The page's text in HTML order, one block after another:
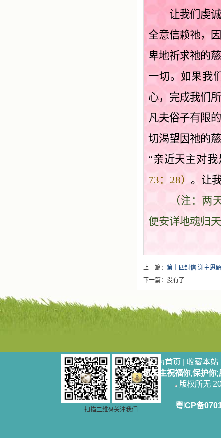
让我们虔诚
全意信赖祂，
卑地祈求祂的
一切。如果我
心，完成我们
凡夫俗子有限
切渴望因祂的
“亲近天主对
73：28） 。让
（注：两
便安详地魂归
上一篇： 第十四封信 谢主恩
下一篇：没有了
扫描二维码关注我们
设为首页 | 收藏本站
愿天主祝福你,保护你
版权所无
粤ICP备